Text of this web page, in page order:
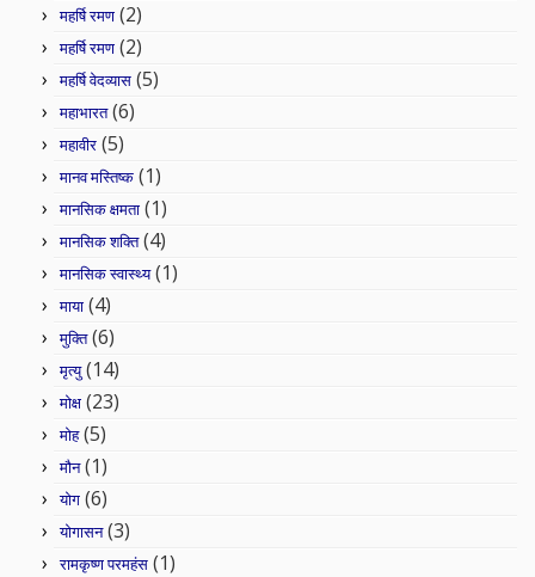
महर्षि रमण (2)
महर्षि रमण (2)
महर्षि वेदव्यास (5)
महाभारत(6)
महावीर (5)
मानव मस्तिष्क (1)
मानसिक क्षमता (1)
मानसिक शक्ति(4)
मानसिक स्वास्थ्य(1)
माया (4)
मुक्ति(6)
मृत्यु(14)
मोक्ष (23)
मोह(5)
मौन(1)
योग (6)
योगासन(3)
रामकृष्ण परमहंस (1)